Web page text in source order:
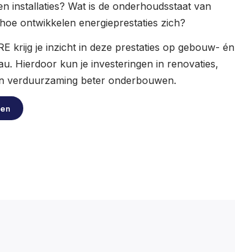
installaties? Wat is de onderhoudsstaat van
ontwikkelen energieprestaties zich?
krijg je inzicht in deze prestaties op gebouw- én
Hierdoor kun je investeringen in renovaties,
verduurzaming beter onderbouwen.